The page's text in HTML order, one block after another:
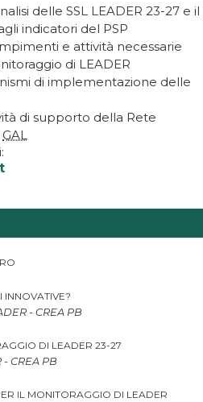
delle SSL LEADER 23-27 e il
indicatori del PSP
e attività necessarie
di LEADER
di implementazione delle
di supporto della Rete
GAL
INNOVATIVE?
- CREA PB
DI LEADER 23-27
CREA PB
IL MONITORAGGIO DI LEADER